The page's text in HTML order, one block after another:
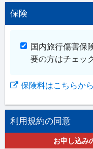
保険
国内旅行傷害保
要の方はチェッ
保険料はこちらか
利用規約の同意
お申し込み